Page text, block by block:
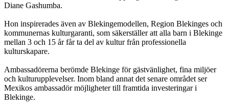
Diane Gashumba.
Hon inspirerades även av Blekingemodellen, Region Blekinges och
kommunernas kulturgaranti, som säkerställer att alla barn i Blekinge
mellan 3 och 15 år får ta del av kultur från professionella
kulturskapare.
Ambassadörerna berömde Blekinge för gästvänlighet, fina miljöer
och kulturupplevelser. Inom bland annat det senare området ser
Mexikos ambassadör möjligheter till framtida investeringar i
Blekinge.